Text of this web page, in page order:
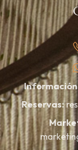
Reservas: